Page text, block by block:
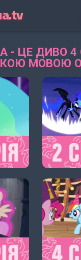
- ЦЕ ДИВО 4
МОВОЮ